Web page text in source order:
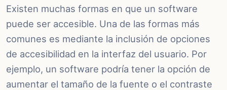
Existen muchas formas en que un software
puede ser accesible. Una de las formas más
comunes es mediante la inclusión de opciones
de accesibilidad en la interfaz del usuario. Por
ejemplo, un software podría tener la opción de
aumentar el tamaño de la fuente o el contraste